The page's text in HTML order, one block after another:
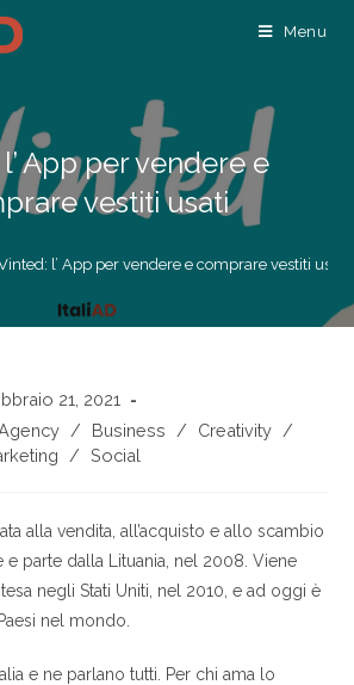
Menu
App per vendere e
vestiti usati
l’ App per vendere e comprare vestiti usati
21, 2021
/ Business / Creativity /
/ Social
alla vendita, all’acquisto e allo scambio
e parte dalla Lituania, nel 2008. Viene
negli Stati Uniti, nel 2010, e ad oggi è
nel mondo.
e ne parlano tutti. Per chi ama lo